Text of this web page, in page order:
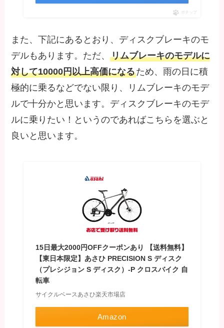
ポチップ
また、下記にあるとおり、ディスクブレーキのモ
デルもあります。ただ、リムブレーキのモデルに
対して10000円以上高価になるため、雨の日に積
極的に乗るなどでない限り、リムブレーキのモデ
ルで十分かと思います。ディスクブレーキのモデ
ルに乗りたい！というのであればこちらを選ぶと
良いと思います。
15日最大2000円OFFクーポンあり 【送料無料】
【東日本限定】あさひ PRECISION S ディスク
（プレシジョン S ディスク）-P クロスバイク 自
転車
サイクルベースあさひ楽天市場店
Amazon